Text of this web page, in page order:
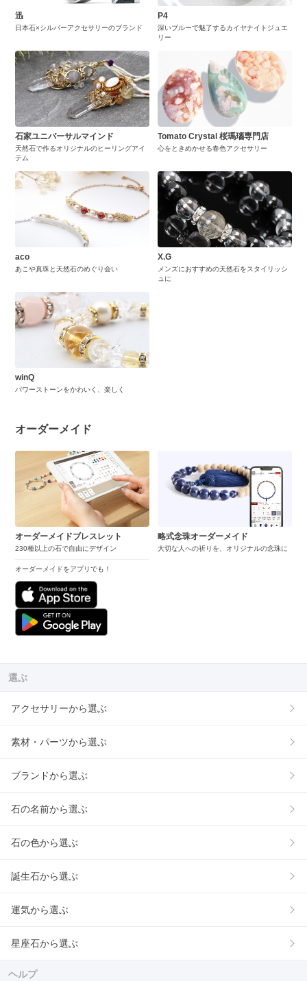
迅
日本石×シルバーアクセサリーのブランド
P4
深いブルーで魅了するカイヤナイトジュエ
リー
石家ユニバーサルマインド
天然石で作るオリジナルのヒーリングアイ
テム
Tomato Crystal 桜瑪瑙専門店
心をときめかせる春色アクセサリー
aco
あこや真珠と天然石のめぐり会い
X.G
メンズにおすすめの天然石をスタイリッシ
ュに
winQ
パワーストーンをかわいく、楽しく
オーダーメイド
オーダーメイドブレスレット
230種以上の石で自由にデザイン
オーダーメイドをアプリでも！
略式念珠オーダーメイド
大切な人への祈りを、オリジナルの念珠に
選ぶ
アクセサリーから選ぶ
素材・パーツから選ぶ
ブランドから選ぶ
石の名前から選ぶ
石の色から選ぶ
誕生石から選ぶ
運気から選ぶ
星座石から選ぶ
ヘルプ